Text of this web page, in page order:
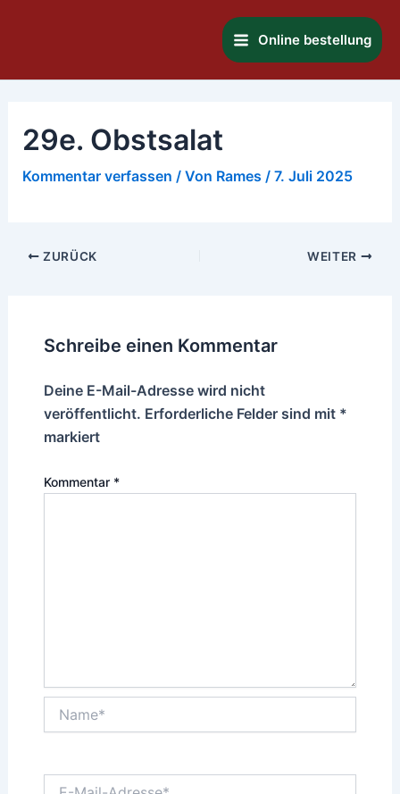
Main
Menu
Online bestellung
29e. Obstsalat
Kommentar verfassen / Von Rames / 7. Juli 2025
ZURÜCK WEITER
Schreibe einen Kommentar
Deine E-Mail-Adresse wird nicht
veröffentlicht. Erforderliche Felder sind mit *
markiert
Kommentar *